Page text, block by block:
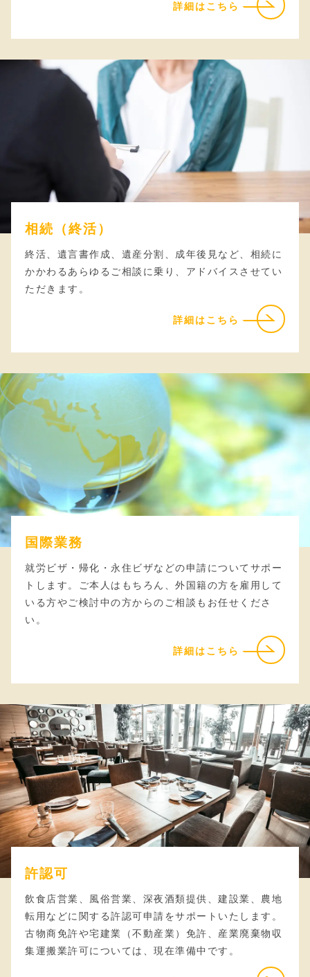
詳細はこちら
相続（終活）
終活、遺言書作成、遺産分割、成年後見など、相続に
かかわるあらゆるご相談に乗り、アドバイスさせてい
ただきます。
詳細はこちら
国際業務
就労ビザ・帰化・永住ビザなどの申請についてサポー
トします。ご本人はもちろん、外国籍の方を雇用して
いる方やご検討中の方からのご相談もお任せくださ
い。
詳細はこちら
許認可
飲食店営業、風俗営業、深夜酒類提供、建設業、農地
転用などに関する許認可申請をサポートいたします。
古物商免許や宅建業（不動産業）免許、産業廃棄物収
集運搬業許可については、現在準備中です。